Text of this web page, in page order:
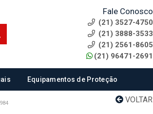
Fale Conosco
(21) 3527-4750
(21) 3888-3533
(21) 2561-8605
(21) 96471-2691
Equipamentos de Proteção
VOLTAR